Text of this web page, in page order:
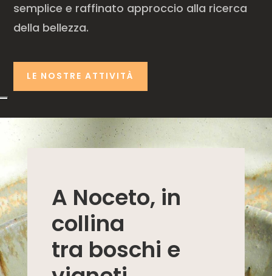
semplice e raffinato approccio alla ricerca
della bellezza.
LE NOSTRE ATTIVITÀ
A Noceto, in
collina
tra boschi e